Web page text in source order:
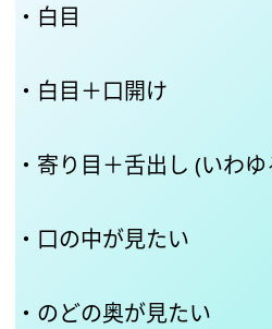
・白目
・白目＋口開け
・寄り目＋舌出し (いわ
・口の中が見たい
・のどの奥が見たい